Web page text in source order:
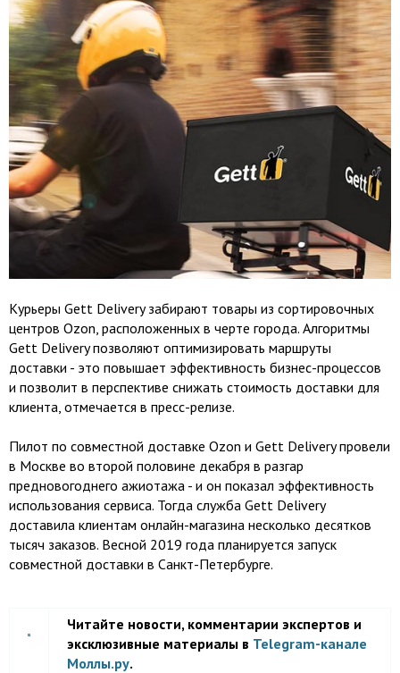
Курьеры Gett Delivery забирают товары из сортировочных
центров Ozon, расположенных в черте города. Алгоритмы
Gett Delivery позволяют оптимизировать маршруты
доставки - это повышает эффективность бизнес-процессов
и позволит в перспективе снижать стоимость доставки для
клиента, отмечается в пресс-релизе.
Пилот по совместной доставке Ozon и Gett Delivery провели
в Москве во второй половине декабря в разгар
предновогоднего ажиотажа - и он показал эффективность
использования сервиса. Тогда служба Gett Delivery
доставила клиентам онлайн-магазина несколько десятков
тысяч заказов. Весной 2019 года планируется запуск
совместной доставки в Санкт-Петербурге.
Читайте новости, комментарии экспертов и
эксклюзивные материалы в Telegram-канале
Моллы.ру.